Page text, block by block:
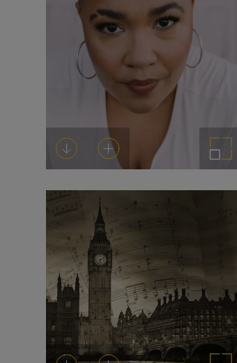
DescargarAñadir al carrito Ampliar